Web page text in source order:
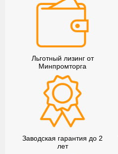
Льготный лизинг от
Минпромторга
Заводская гарантия до 2
лет